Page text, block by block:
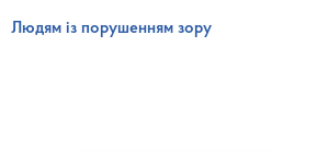
Людям із порушенням зору